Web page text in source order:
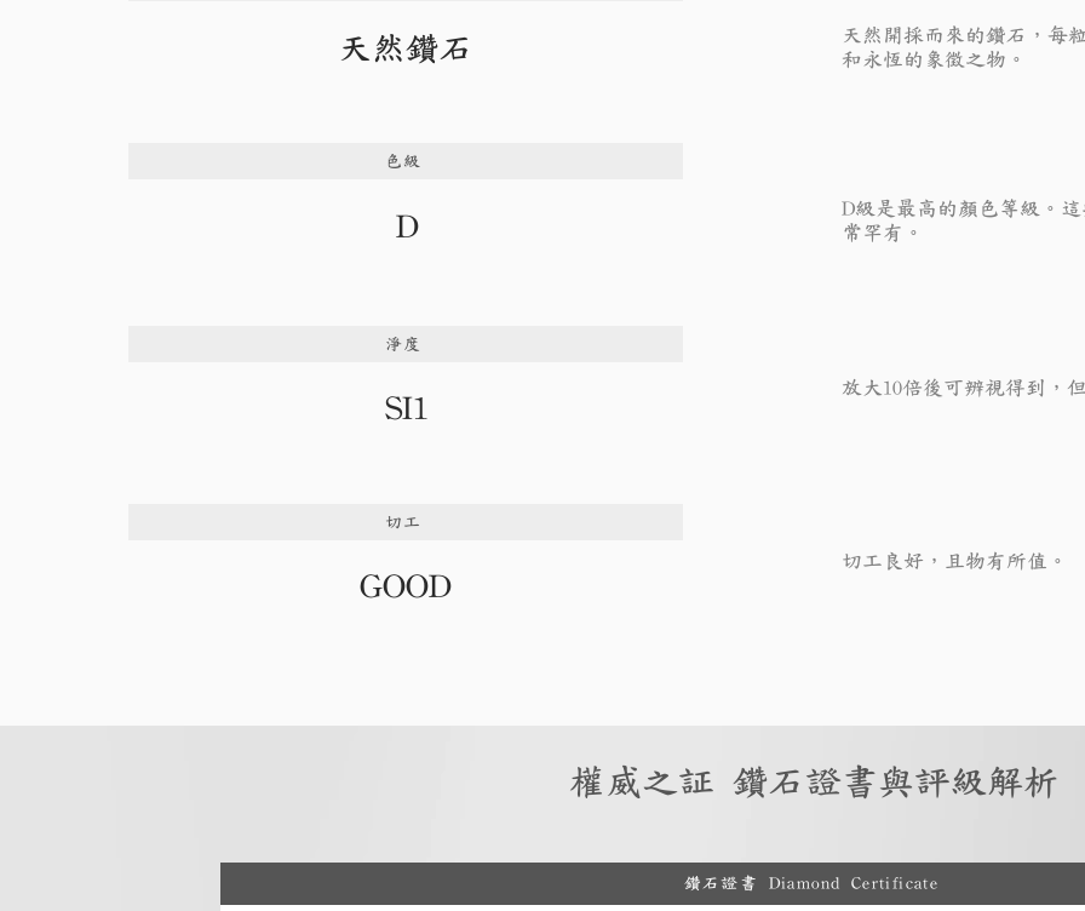
天然鑽石
色級
D
淨度
SI1
切工
GOOD
天然開採而來的鑽石，每
和永恆的象徵之物。
D級是最高的顏色等級。
常罕有。
放大10倍後可辨視得到，
切工良好，且物有所值。
鑽石證書 Diamond Certificate
權威之証 鑽石證書與評級解析